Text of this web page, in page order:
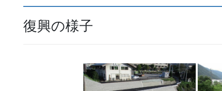
復興の様子